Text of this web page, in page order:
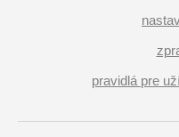
pravidlá pre